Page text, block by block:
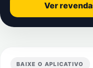
Ver
BAIXE O APLICATIVO